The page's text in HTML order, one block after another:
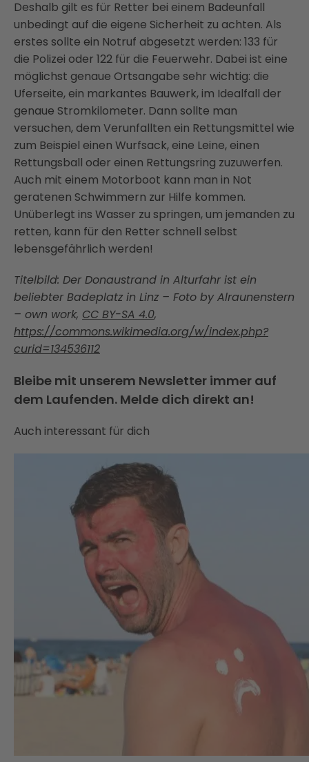
Deshalb gilt es für Retter bei einem Badeunfall
unbedingt auf die eigene Sicherheit zu achten. Als
erstes sollte ein Notruf abgesetzt werden: 133 für
die Polizei oder 122 für die Feuerwehr. Dabei ist eine
möglichst genaue Ortsangabe sehr wichtig: die
Uferseite, ein markantes Bauwerk, im Idealfall der
genaue Stromkilometer. Dann sollte man
versuchen, dem Verunfallten ein Rettungsmittel wie
zum Beispiel einen Wurfsack, eine Leine, einen
Rettungsball oder einen Rettungsring zuzuwerfen.
Auch mit einem Motorboot kann man in Not
geratenen Schwimmern zur Hilfe kommen.
Unüberlegt ins Wasser zu springen, um jemanden zu
retten, kann für den Retter schnell selbst
lebensgefährlich werden!
Titelbild: Der Donaustrand in Alturfahr ist ein
beliebter Badeplatz in Linz – Foto by Alraunenstern
– own work, CC BY-SA 4.0,
https://commons.wikimedia.org/w/index.php?
curid=134536112
Bleibe mit unserem Newsletter immer auf
dem Laufenden. Melde dich direkt an!
Auch interessant für dich